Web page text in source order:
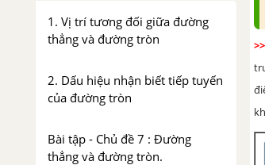
1. Vị trí tương đối giữa đường
thẳng và đường tròn
2. Dấu hiệu nhận biết tiếp tuyến
của đường tròn
Bài tập - Chủ đề 7 : Đường
thẳng và đường tròn.